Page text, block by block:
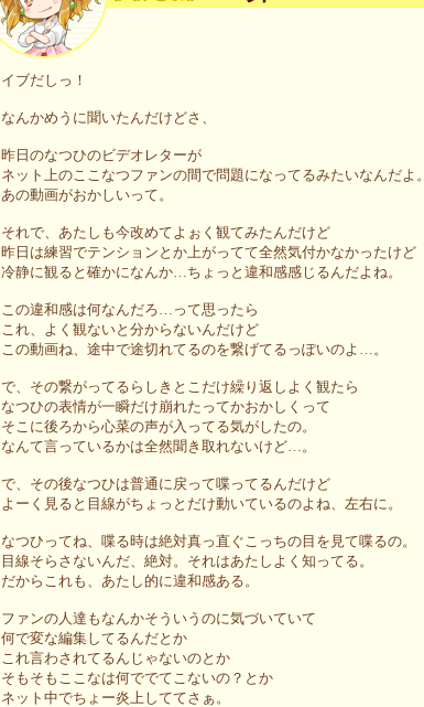
イブだしっ！
なんかめうに聞いたんだけどさ、
昨日のなつひのビデオレターが
ネット上のここなつファンの間で問題になってるみたいなんだよ。
あの動画がおかしいって。
それで、あたしも今改めてよぉく観てみたんだけど
昨日は練習でテンションとか上がってて全然気付かなかったけど
冷静に観ると確かになんか…ちょっと違和感感じるんだよね。
この違和感は何なんだろ…って思ったら
これ、よく観ないと分からないんだけど
この動画ね、途中で途切れてるのを繋げてるっぽいのよ…。
で、その繋がってるらしきとこだけ繰り返しよく観たら
なつひの表情が一瞬だけ崩れたってかおかしくって
そこに後ろから心菜の声が入ってる気がしたの。
なんて言っているかは全然聞き取れないけど…。
で、その後なつひは普通に戻って喋ってるんだけど
よーく見ると目線がちょっとだけ動いているのよね、左右に。
なつひってね、喋る時は絶対真っ直ぐこっちの目を見て喋るの。
目線そらさないんだ、絶対。それはあたしよく知ってる。
だからこれも、あたし的に違和感ある。
ファンの人達もなんかそういうのに気づいていて
何で変な編集してるんだとか
これ言わされてるんじゃないのとか
そもそもここなは何ででてこないの？とか
ネット中でちょー炎上しててさぁ。